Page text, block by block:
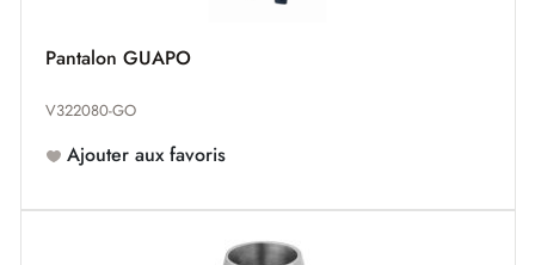
Pantalon GUAPO
V322080-GO
Ajouter aux favoris